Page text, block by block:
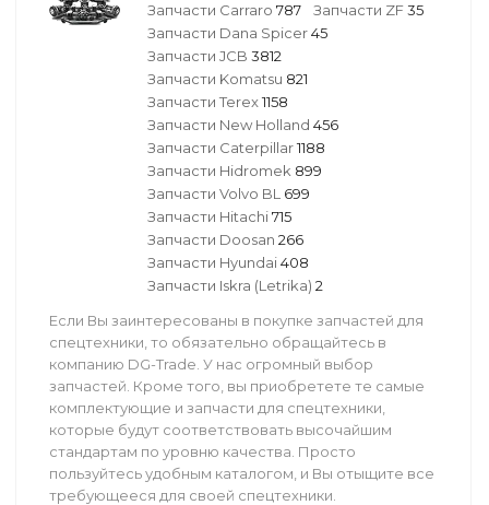
Запчасти Carraro 787 Запчасти ZF35
Запчасти Dana Spicer45
Запчасти JCB 3812
Запчасти Komatsu 821
Запчасти Terex1158
Запчасти New Holland 456
Запчасти Caterpillar1188
Запчасти Hidromek 899
Запчасти Volvo BL 699
Запчасти Hitachi715
Запчасти Doosan 266
Запчасти Hyundai408
Запчасти Iskra (Letrika) 2
Если Вы заинтересованы в покупке запчастей для
спецтехники, то обязательно обращайтесь в
компанию DG-Trade. У нас огромный выбор
запчастей. Кроме того, вы приобретете те самые
комплектующие и запчасти для спецтехники,
которые будут соответствовать высочайшим
стандартам по уровню качества. Просто
пользуйтесь удобным каталогом, и Вы отыщите все
требующееся для своей спецтехники.